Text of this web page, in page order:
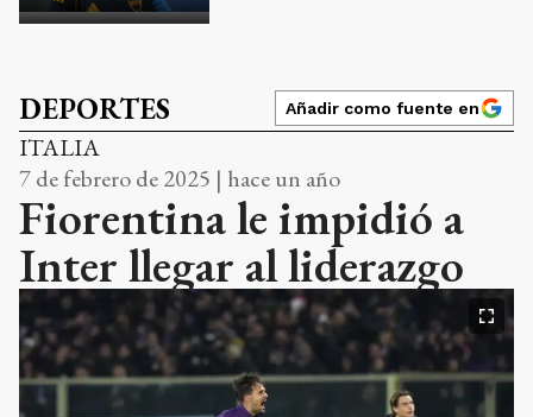
DEPORTES Añadir como fuente en
ITALIA
7 de febrero de 2025 | hace un año
Fiorentina le impidió a
Inter llegar al liderazgo